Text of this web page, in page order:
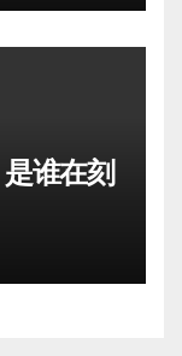
谁在刻